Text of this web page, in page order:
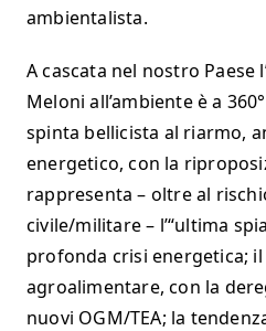
ambientalista.
A cascata nel nostro Paese
Meloni all’ambiente è a
spinta bellicista al riarmo,
energetico, con la
rappresenta – oltre al
civile/militare – l’“ultima
profonda crisi energetica;
agroalimentare, con la
nuovi OGM/TEA; la